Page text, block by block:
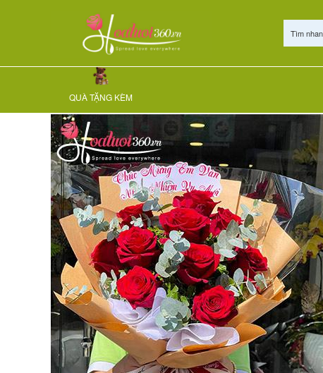
Tìm
HOA SINH NHẬT HOA TƯƠI ƯU ĐÃI 30% HOA KHAI TRƯƠNG
QUÀ TẶNG KÈM
Ecuador - Yêu là đây 2